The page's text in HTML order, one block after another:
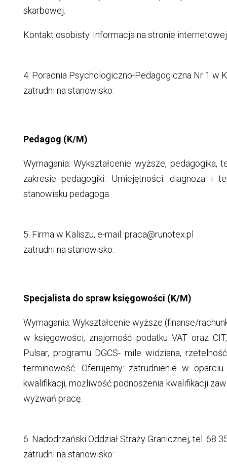
skarbowej.
Kontakt osobisty. Informacja na stronie
4. Poradnia Psychologiczno-Pedagogiczna Nr 1 w
zatrudni na stanowisko:
Pedagog (K/M)
Wymagania: Wykształcenie wyższe,
zakresie pedagogiki. Umiejętności: diagnoza i
stanowisku pedagoga.
5. Firma w Kaliszu, e-mail: praca@runotex.pl
zatrudni na stanowisko:
Specjalista do spraw księgowości (K/M)
Wymagania: Wykształcenie wyższe (finanse/
w księgowości, znajomość podatku VAT oraz
Pulsar, programu DGCS- mile widziana,
terminowość. Oferujemy: zatrudnienie w
kwalifikacji, możliwość podnoszenia kwalifikacji
wyzwań pracę.
6. Nadodrzański Oddział Straży Granicznej, tel. 68
zatrudni na stanowisko: